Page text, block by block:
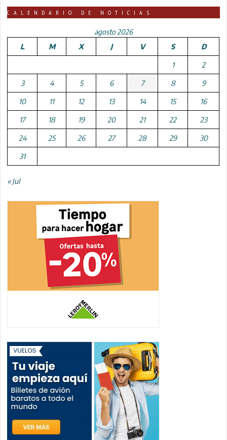
CALENDARIO DE NOTICIAS
agosto 2026
L
M X J V S D
1 2
3 4 5 6 7 8 9
10 11 12 13 14 15 16
17 18 19 20 21 22 23
24 25 26 27 28 29 30
31
« Jul